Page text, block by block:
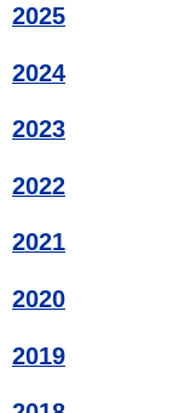
2025
2024
2023
2022
2021
2020
2019